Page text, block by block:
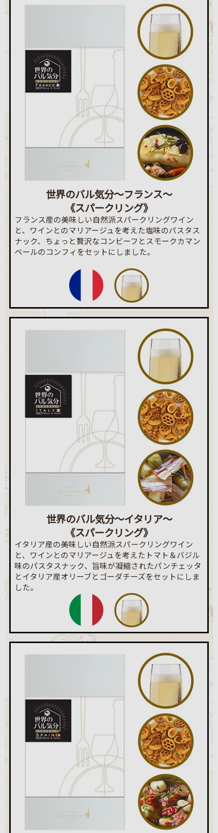
世界のバル気分～フランス～
《スパークリング》
フランス産の美味しい自然派スパークリングワイン
と、ワインとのマリアージュを考えた塩味のパスタス
ナック、ちょっと贅沢なコンビーフとスモークカマン
ベールのコンフィをセットにしました。
世界のバル気分～イタリア～
《スパークリング》
イタリア産の美味しい自然派スパークリングワイン
と、ワインとのマリアージュを考えたトマト＆バジル
味のパスタスナック、旨味が凝縮されたパンチェッタ
とイタリア産オリーブとゴーダチーズをセットにしま
した。